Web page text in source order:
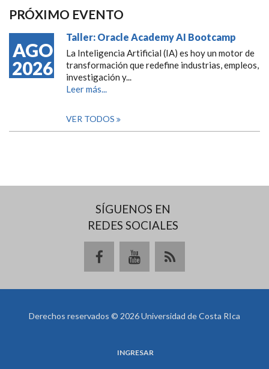
PRÓXIMO EVENTO
AGO
2026
Taller: Oracle Academy AI Bootcamp
La Inteligencia Artificial (IA) es hoy un motor de
transformación que redefine industrias, empleos,
investigación y...
Leer más...
VER TODOS
SÍGUENOS EN
REDES SOCIALES
Derechos reservados © 2026 Universidad de Costa RIca
INGRESAR